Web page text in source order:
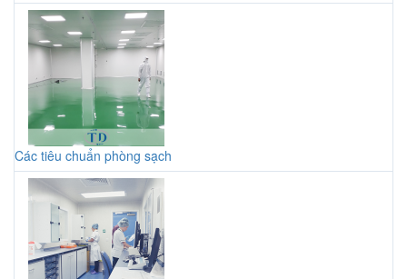
Các tiêu chuẩn phòng sạch